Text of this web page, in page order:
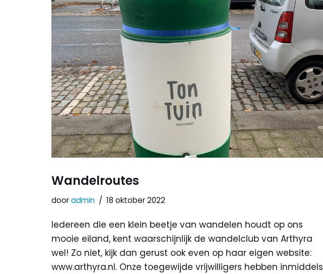
Wandelroutes
dooradmin 18 oktober 2022
Iedereen die een klein beetje van wandelen houdt op ons
mooie eiland, kent waarschijnlijk de wandelclub van Arthyra
wel! Zo niet, kijk dan gerust ook even op haar eigen website:
www.arthyra.nl. Onze toegewijde vrijwilligers hebben inmiddels